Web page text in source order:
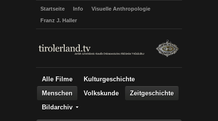
Startseite Info
Visuelle Anthropologie
Franz J. Haller
Alle Filme
Kulturgeschichte
Menschen
Volkskunde
Zeitgeschichte
Bildarchiv